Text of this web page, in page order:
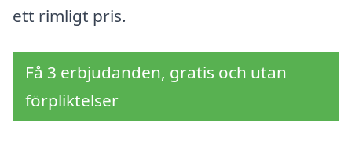
ett rimligt pris.
Få 3 erbjudanden, gratis och utan
förpliktelser